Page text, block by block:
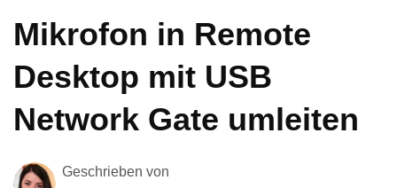
Mikrofon in Remote
Desktop mit USB
Network Gate umleiten
Geschrieben von